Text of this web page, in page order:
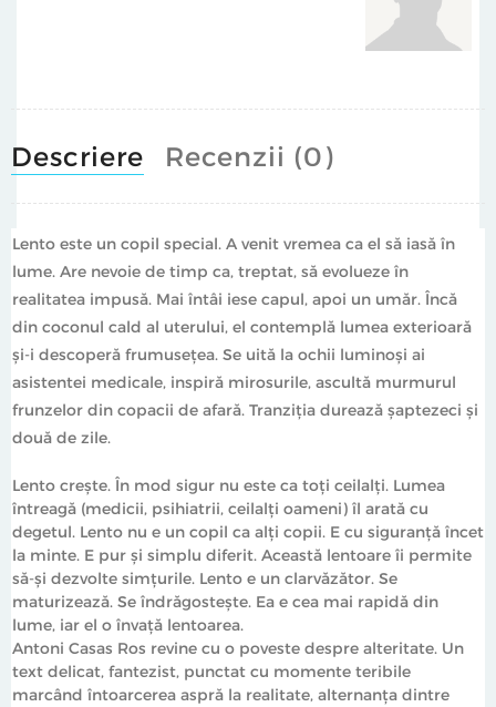
Descriere Recenzii (0)
Lento este un copil special. A venit vremea ca el să iasă în
lume. Are nevoie de timp ca, treptat, să evolueze în
realitatea impusă. Mai întâi iese capul, apoi un umăr. Încă
din coconul cald al uterului, el contemplă lumea exterioară
şi-i descoperă frumusețea. Se uită la ochii luminoşi ai
asistentei medicale, inspiră mirosurile, ascultă murmurul
frunzelor din copacii de afară. Tranziţia durează șaptezeci și
două de zile.
Lento crește. În mod sigur nu este ca toți ceilalți. Lumea
întreagă (medicii, psihiatrii, ceilalți oameni) îl arată cu
degetul. Lento nu e un copil ca alți copii. E cu siguranță încet
la minte. E pur și simplu diferit. Această lentoare îi permite
să-și dezvolte simțurile. Lento e un clarvăzător. Se
maturizează. Se îndrăgosteşte. Ea e cea mai rapidă din
lume, iar el o învață lentoarea.
Antoni Casas Ros revine cu o poveste despre alteritate. Un
text delicat, fantezist, punctat cu momente teribile
marcând întoarcerea aspră la realitate, alternanţa dintre